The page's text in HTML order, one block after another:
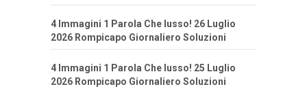
4 Immagini 1 Parola Che lusso! 26 Luglio
2026 Rompicapo Giornaliero Soluzioni
4 Immagini 1 Parola Che lusso! 25 Luglio
2026 Rompicapo Giornaliero Soluzioni